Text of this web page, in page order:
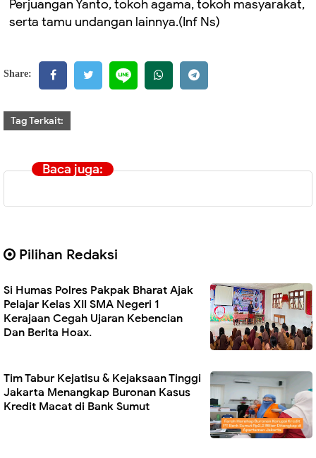
Perjuangan Yanto, tokoh agama, tokoh masyarakat,
serta tamu undangan lainnya.(Inf Ns)
Share:
Tag Terkait:
Baca juga:
Pilihan Redaksi
Si Humas Polres Pakpak Bharat Ajak
Pelajar Kelas XII SMA Negeri 1
Kerajaan Cegah Ujaran Kebencian
Dan Berita Hoax.
Tim Tabur Kejatisu & Kejaksaan Tinggi
Jakarta Menangkap Buronan Kasus
Kredit Macat di Bank Sumut